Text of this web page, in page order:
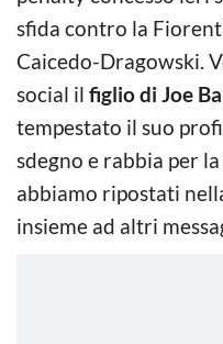
sfida contro la
Caicedo-Dragowski.
social il figlio di Joe
tempestato il suo
sdegno e rabbia per
abbiamo ripostati
insieme ad altri